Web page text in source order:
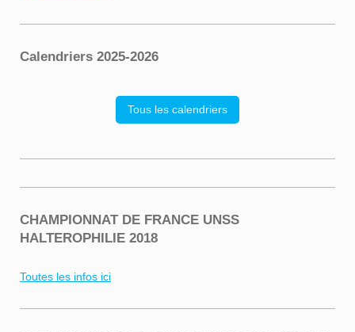
Calendriers 2025-2026
Tous les calendriers
CHAMPIONNAT DE FRANCE UNSS
HALTEROPHILIE 2018
Toutes les infos ici